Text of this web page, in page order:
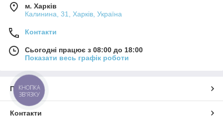
м. Харків
Калинина, 31, Харків, Україна
Контакти
Сьогодні працює з 08:00 до 18:00
Показати весь графік роботи
Про нас
Контакти
КНОПКА
ЗВ'ЯЗКУ